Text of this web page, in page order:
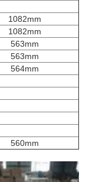
1082mm
1082mm
563mm
563mm
564mm
560mm